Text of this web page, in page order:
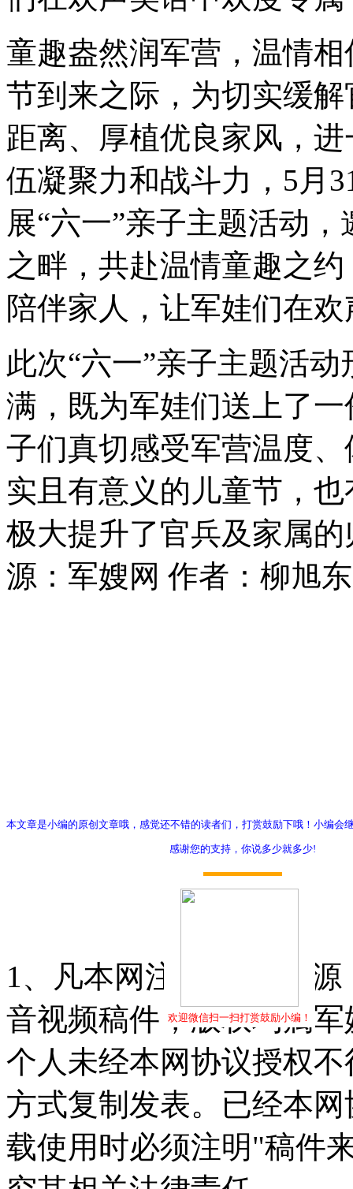
童趣盎然润军营，温情
节到来之际，为切实缓
距离、厚植优良家风，
伍凝聚力和战斗力，5月
展“六一”亲子主题活动
之畔，共赴温情童趣之
陪伴家人，让军娃们在
此次“六一”亲子主题活
满，既为军娃们送上了
子们真切感受军营温度
实且有意义的儿童节，
极大提升了官兵及家属
源：军嫂网 作者：柳旭
本文章是小编的原创文章哦，感觉还不错的读者们，打赏鼓励下哦！小编会
感谢您的支持，你说多少就多少!
欢迎微信扫一扫打赏鼓励小编！
1、凡本网注明"稿件来
音视频稿件，版权均属
个人未经本网协议授权
方式复制发表。已经本
载使用时必须注明"稿件